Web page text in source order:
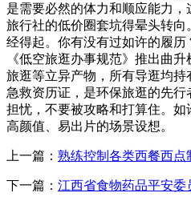
是需要必然的体力和顺应能力
旅行社的低价圈套坑得晕头转
经得起。你有没有过如许的履
《低空旅逛办事规范》推出曲
旅逛等立异产物，所有导逛均持
急救资历证，是环保旅逛的先行
担忧，不要被攻略和打算住。如
高颜值、易出片的场景设想。
上一篇： 熟练控制各类西餐西点
下一篇： 江西省食物药品平安